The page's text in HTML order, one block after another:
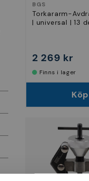
BGS
Torkararm-
| universal | 13
2 269 kr
Finns i lager
Köp